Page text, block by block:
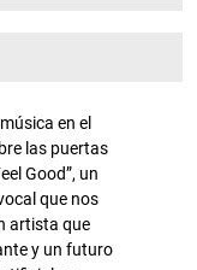
en el
las puertas
Good”, un
que nos
artista que
y un futuro